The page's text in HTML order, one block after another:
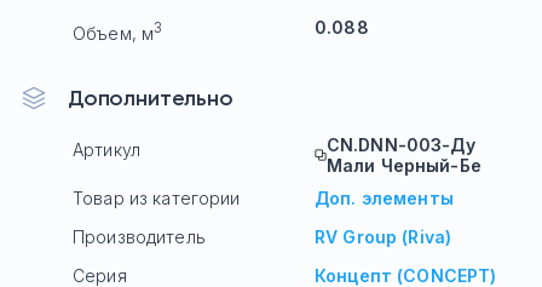
Объем, м3 0.088
Дополнительно
Артикул
CN.DNN-003-Ду
Мали Черный-Бе
Товар из категории
Доп. элементы
Производитель
RV Group (Riva)
Серия
Концепт (CONCEPT)